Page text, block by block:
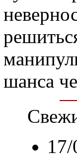
шанса